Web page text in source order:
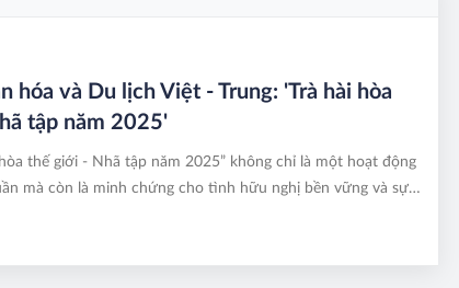
hóa và Du lịch Việt - Trung: 'Trà hài hòa
tập năm 2025'
thế giới - Nhã tập năm 2025” không chỉ là một hoạt động
mà còn là minh chứng cho tình hữu nghị bền vững và sự
chỉ mang tính lịch sử mà còn đáp ứng nhu cầu tìm hiểu về